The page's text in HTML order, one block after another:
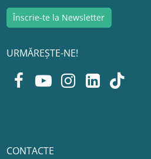
URMĂREȘTE-NE!
CONTACTE